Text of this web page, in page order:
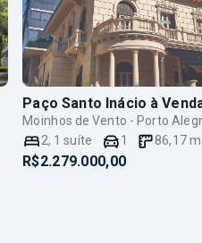
Paço Santo Inácio à
Moinhos de Vento - Porto
2, 1 suíte 1 86,17
R$2.279.000,00